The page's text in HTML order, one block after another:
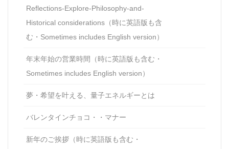
Reflections-Explore-Philosophy-and-
Historical considerations（時に英語版も含
む・Sometimes includes English version）
年末年始の営業時間（時に英語版も含む・
Sometimes includes English version）
夢・希望を叶える、量子エネルギーとは
バレンタインチョコ・・マナー
新年のご挨拶（時に英語版も含む・